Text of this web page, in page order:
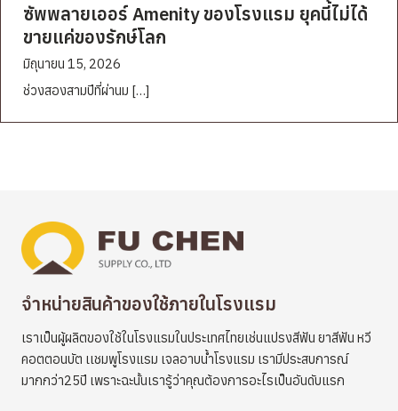
ซัพพลายเออร์ Amenity ของโรงแรม ยุคนี้ไม่ได้
ขายแค่ของรักษ์โลก
มิถุนายน 15, 2026
ช่วงสองสามปีที่ผ่านม […]
จำหน่ายสินค้าของใช้ภายในโรงแรม
เราเป็นผู้ผลิตของใช้ในโรงแรมในประเทศไทยเช่นแปรงสีฟัน ยาสีฟัน หวี
คอตตอนบัต เเชมพูโรงแรม เจลอาบน้ำโรงแรม เรามีประสบการณ์
มากกว่า25ปี เพราะฉะนั้นเรารู้ว่าคุณต้องการอะไรเป็นอันดับแรก